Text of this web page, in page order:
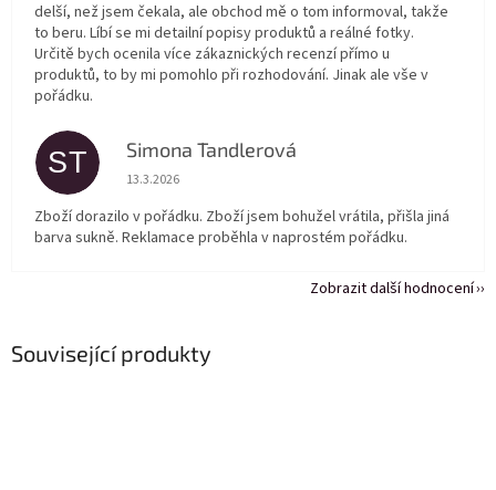
Související produkty
delší, než jsem čekala, ale obchod mě o tom informoval, takže
to beru. Líbí se mi detailní popisy produktů a reálné fotky.
Určitě bych ocenila více zákaznických recenzí přímo u
produktů, to by mi pomohlo při rozhodování. Jinak ale vše v
pořádku.
ST Simona Tandlerová
Hodnocení obchodu je 5 z 5 hvězdiček.
13.3.2026
Zboží dorazilo v pořádku. Zboží jsem bohužel vrátila, přišla jiná
barva sukně. Reklamace proběhla v naprostém pořádku.
Zobrazit další hodnocení